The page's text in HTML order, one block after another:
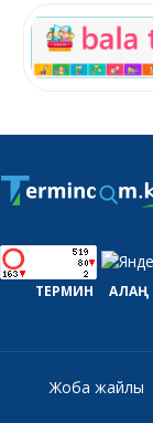
ТЕРМИН АЛАҢ
Жоба жайлы